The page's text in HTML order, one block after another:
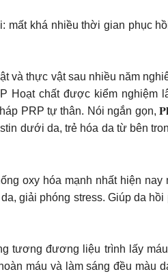
khá nhiều thời gian phục
và thực vật sau nhiều năm
Hoạt chất được kiểm nghiệm
tự thân. Nói ngắn gọn,
dưới da, trẻ hóa da từ bên
oxy hóa mạnh nhất hiện nay
giải phóng stress. Giúp da
tương đương liệu trình lấy
máu và làm sáng đều màu